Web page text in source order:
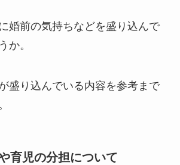
婚前の気持ちなどを盛り込んで
か。
盛り込んでいる内容を参考まで
育児の分担について